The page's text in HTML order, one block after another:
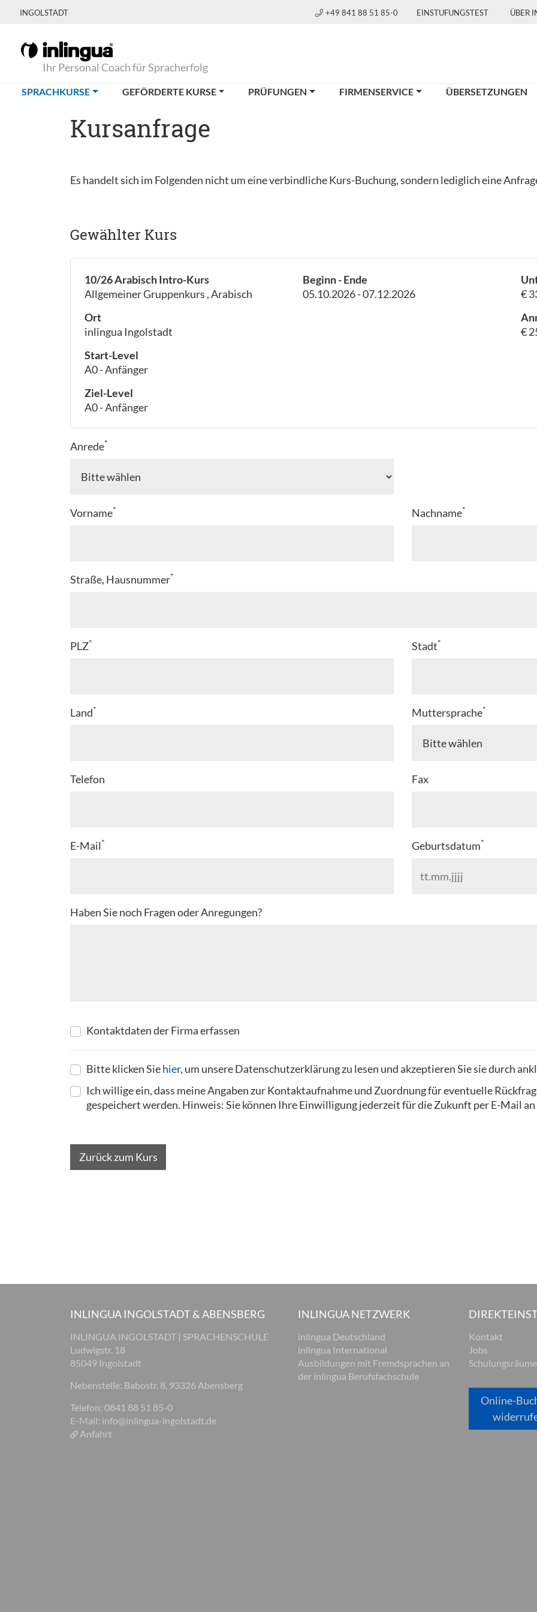
INGOLSTADT +49 841 88 51 85-0 EINSTUFUNGSTEST ÜBER
Ihr Personal Coach für Spracherfolg
SPRACHKURSE(CURRENT)GEFÖRDERTE KURSE PRÜFUNGEN FIRMENSERVICE ÜBERSETZUNGEN
Kursanfrage
Es handelt sich im Folgenden nicht um eine verbindliche Kurs-Buchung, sondern lediglich eine
Gewählter Kurs
10/26 Arabisch Intro-Kurs
Allgemeiner Gruppenkurs , Arabisch
Ort
inlingua Ingolstadt
Start-Level
A0 - Anfänger
Ziel-Level
A0 - Anfänger
Beginn - Ende
05.10.2026 - 07.12.2026
€
€
Anrede*
Vorname* Nachname*
Straße, Hausnummer*
PLZ* Stadt*
Land* Muttersprache*
Telefon Fax
E-Mail* Geburtsdatum*
Haben Sie noch Fragen oder Anregungen?
Kontaktdaten der Firma erfassen
Bitte klicken Siehier, um unsere Datenschutzerklärung zu lesen und akzeptieren Sie sie durch
Ich willige ein, dass meine Angaben zur Kontaktaufnahme und Zuordnung für eventuelle
gespeichert werden. Hinweis: Sie können Ihre Einwilligung jederzeit für die Zukunft per E-Mail an
Zurück zum Kurs
INLINGUA INGOLSTADT & ABENSBERG
INLINGUA INGOLSTADT | SPRACHENSCHULE
Ludwigstr. 18
85049 Ingolstadt
Nebenstelle: Babostr. 8, 93326 Abensberg
Telefon: 0841 88 51 85-0
E-Mail: info@inlingua-ingolstadt.de
Anfahrt
INLINGUA NETZWERK
inlingua Deutschland
inlingua International
Ausbildungen mit Fremdsprachen an
der inlingua Berufsfachschule
Kontakt
Jobs
Online-